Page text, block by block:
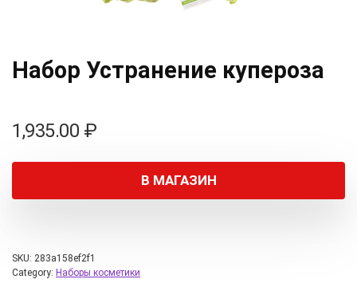
Набор Устранение купероза
1,935.00 ₽
В МАГАЗИН
SKU: 283a158ef2f1
Category: Наборы косметики